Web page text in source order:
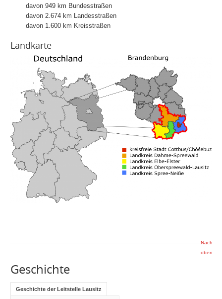
davon 949 km Bundesstraßen
davon 2.674 km Landesstraßen
davon 1.600 km Kreisstraßen
Landkarte
Nach
oben
Geschichte
Geschichte der Leitstelle Lausitz